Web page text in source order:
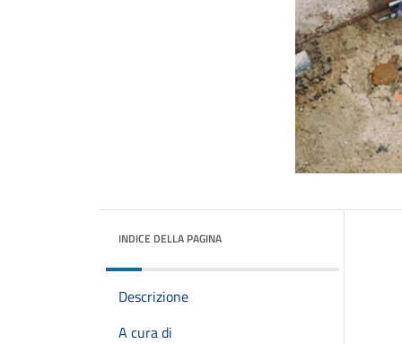
INDICE DELLA PAGINA
Descrizione
A cura di